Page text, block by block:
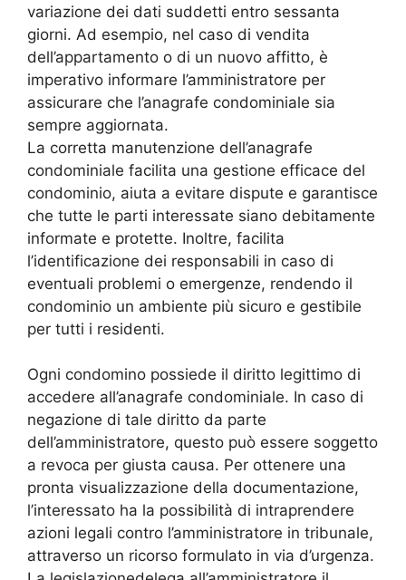
variazione dei dati suddetti entro sessanta
giorni. Ad esempio, nel caso di vendita
dell’appartamento o di un nuovo affitto, è
imperativo informare l’amministratore per
assicurare che l’anagrafe condominiale sia
sempre aggiornata.
La corretta manutenzione dell’anagrafe
condominiale facilita una gestione efficace del
condominio, aiuta a evitare dispute e garantisce
che tutte le parti interessate siano debitamente
informate e protette. Inoltre, facilita
l’identificazione dei responsabili in caso di
eventuali problemi o emergenze, rendendo il
condominio un ambiente più sicuro e gestibile
per tutti i residenti.
Ogni condomino possiede il diritto legittimo di
accedere all’anagrafe condominiale. In caso di
negazione di tale diritto da parte
dell’amministratore, questo può essere soggetto
a revoca per giusta causa. Per ottenere una
pronta visualizzazione della documentazione,
l’interessato ha la possibilità di intraprendere
azioni legali contro l’amministratore in tribunale,
attraverso un ricorso formulato in via d’urgenza.